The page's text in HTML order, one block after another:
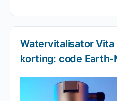
Watervitalisator Vita
korting: code